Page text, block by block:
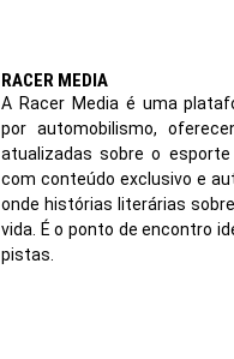
RACER MEDIA
A Racer Media é uma
por automobilismo,
atualizadas sobre o
com conteúdo exclusivo e
onde histórias literárias
vida. É o ponto de encontro
pistas.